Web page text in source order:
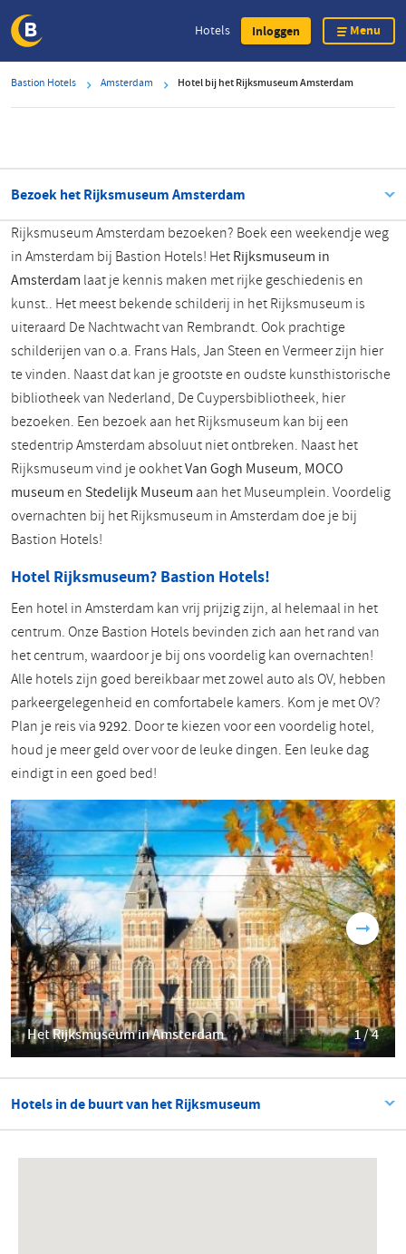
inhoud
gaan
Hotels Inloggen Menu
Bastion Hotels Amsterdam Hotel bij het Rijksmuseum Amsterdam
Bezoek het Rijksmuseum Amsterdam
Rijksmuseum Amsterdam bezoeken? Boek een weekendje weg
in Amsterdam bij Bastion Hotels! HetRijksmuseum in
Amsterdam laat je kennis maken met rijke geschiedenis en
kunst.. Het meest bekende schilderij in het Rijksmuseum is
uiteraard De Nachtwacht van Rembrandt. Ook prachtige
schilderijen van o.a. Frans Hals, Jan Steen en Vermeer zijn hier
te vinden. Naast dat kan je grootste en oudste kunsthistorische
bibliotheek van Nederland, De Cuypersbibliotheek, hier
bezoeken. Een bezoek aan het Rijksmuseum kan bij een
stedentrip Amsterdam absoluut niet ontbreken. Naast het
Rijksmuseum vind je ookhetVan Gogh Museum, MOCO
museumen Stedelijk Museum aan het Museumplein. Voordelig
overnachten bij het Rijksmuseum in Amsterdam doe je bij
Bastion Hotels!
Hotel Rijksmuseum? Bastion Hotels!
Een hotel in Amsterdam kan vrij prijzig zijn, al helemaal in het
centrum. Onze Bastion Hotels bevinden zich aan het rand van
het centrum, waardoor je bij ons voordelig kan overnachten!
Alle hotels zijn goed bereikbaar met zowel auto als OV, hebben
parkeergelegenheid en comfortabele kamers. Kom je met OV?
Plan je reis via9292. Door te kiezen voor een voordelig hotel,
houd je meer geld over voor de leuke dingen. Een leuke dag
eindigt in een goed bed!
Het Rijksmuseum in Amsterdam 1 / 4
Hotels in de buurt van het Rijksmuseum